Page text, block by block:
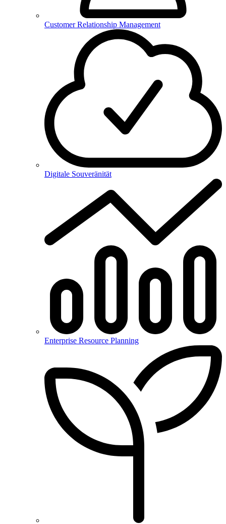
Customer Relationship Management
Digitale Souveränität
Enterprise Resource Planning